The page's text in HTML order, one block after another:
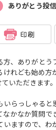
ありがとう投
、ありがと
れども始め
いただきます。
らっしゃる
かなか質問
ますので、